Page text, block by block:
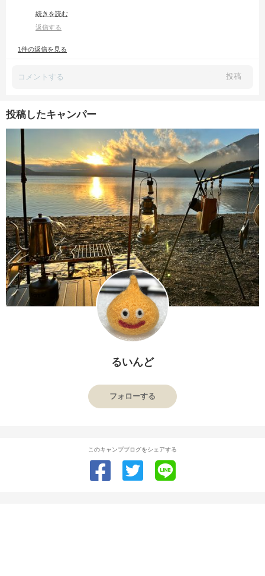
って思っちゃいます😌
続きを読む
返信する
1件の返信を見る
投稿
投稿したキャンパー
るいんど
フォローする
このキャンプブログをシェアする